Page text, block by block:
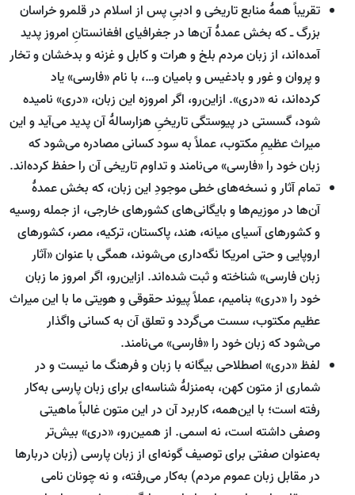
تقریباً همۀ منابع تاریخی و ادبیِ پس از اسلام در قلمرو خراسان
بزرگ ـ که بخش عمدۀ آن‌ها در جغرافیای افغانستانِ امروز پدید
آمده‌اند، از زبان مردم بلخ و هرات و کابل و غزنه و بدخشان و تخار
و پروان و غور و بادغیس و بامیان و…، با نام «فارسی» یاد
کرده‌اند، نه «دری». ازاین‌رو، اگر امروزه این زبان، «دری» نامیده
شود، گسستی در پیوستگی تاریخیِ هزارسالۀ آن پدید می‌آید و این
میراث عظیمِ مکتوب، عملاً به سود کسانی مصادره می‌شود که
زبان خود را «فارسی» می‌نامند و تداوم تاریخی آن را حفظ کرده‌اند.
تمام آثار و نسخه‌های خطی موجودِ این زبان، که بخش عمدۀ
آن‌ها در موزیم‌ها و بایگانی‌های کشورهای خارجی، از جمله روسیه
و کشورهای آسیای میانه، هند، پاکستان، ترکیه، مصر، کشورهای
اروپایی و حتی امریکا نگه‌داری می‌شوند، همگی با عنوان «آثار
زبان فارسی» شناخته و ثبت شده‌اند. ازاین‌رو، اگر امروز ما زبان
خود را «دری» بنامیم، عملاً پیوند حقوقی و هویتی ما با این میراث
عظیم مکتوب، سست می‌گردد و تعلق آن به کسانی واگذار
می‌شود که زبان خود را «فارسی» می‌نامند.
لفظ «دری» اصطلاحی بیگانه با زبان و فرهنگ ما نیست و در
شماری از متون کهن، به‌منزلۀ شناسه‌ای برای زبان پارسی به‌کار
رفته است؛ با این‌همه، کاربرد آن در این متون غالباً ماهیتی
وصفی داشته است، نه اسمی. از همین‌رو، «دری» بیش‌تر
به‌عنوان صفتی برای توصیف گونه‌ای از زبان پارسی (زبان دربارها
در مقابل زبان عموم مردم) به‌کار می‌رفته، و نه چونان نامی